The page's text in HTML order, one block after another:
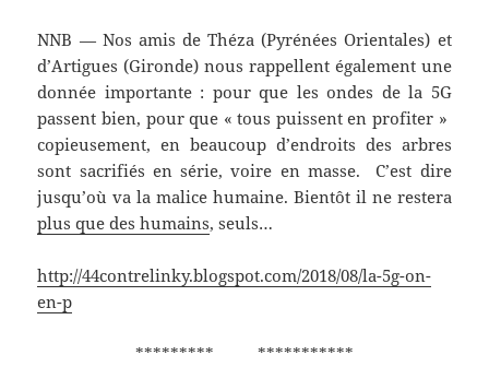
NNB — Nos amis de Théza (Pyrénées Orientales) et
d’Artigues (Gironde) nous rappellent également une
donnée importante : pour que les ondes de la 5G
passent bien, pour que « tous puissent en profiter »
copieusement, en beaucoup d’endroits des arbres
sont sacrifiés en série, voire en masse. C’est dire
jusqu’où va la malice humaine. Bientôt il ne restera
plus que des humains, seuls…
http://44contrelinky.blogspot.com/2018/08/la-5g-on-
en-p
********* ***********